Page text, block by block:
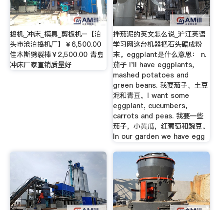
捣机_冲床_模具_剪板机–【泊
头市沧泊捣机厂】￥6,500.00
佳木斯劈裂棒￥2,500.00 青岛
冲床厂家直销质量好
拌茄泥的英文怎么说_沪江英语
学习网这台机器把石头碾成粉
末。eggplant是什么意思： n.
茄子 I'll have eggplants,
mashed potatoes and
green beans. 我要茄子、土豆
泥和青豆。I want some
eggplant, cucumbers,
carrots and peas. 我要一些
茄子，小黄瓜，红葡萄和豌豆。
In our garden we have egg